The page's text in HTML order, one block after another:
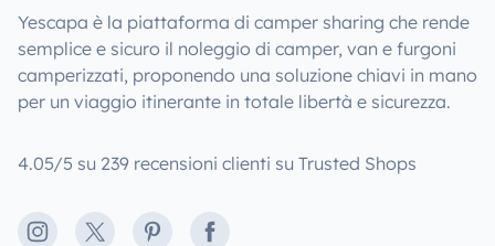
Yescapa è la piattaforma di camper sharing che rende
semplice e sicuro il noleggio di camper, van e furgoni
camperizzati, proponendo una soluzione chiavi in mano
per un viaggio itinerante in totale libertà e sicurezza.
4.05/5 su 239 recensioni clienti su Trusted Shops
Instagram
X PinterestFacebook